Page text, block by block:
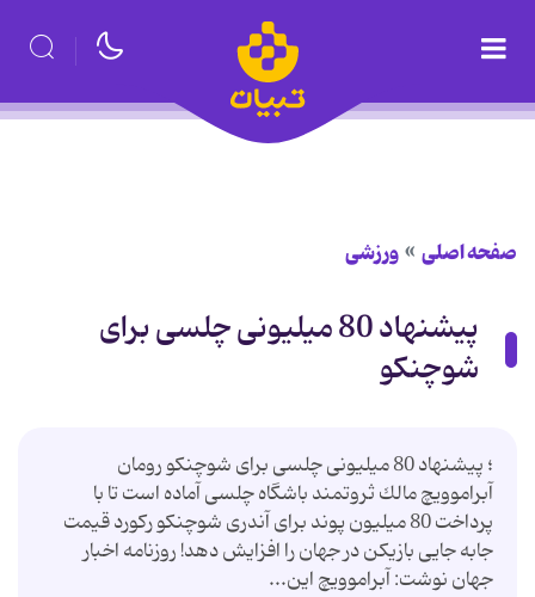
صفحه اصلی ورزشی
پیشنهاد 80 میلیونی چلسی برای
شوچنكو
؛ پیشنهاد 80 میلیونی چلسی برای شوچنكو رومان
آبراموویچ مالك ثروتمند باشگاه چلسی آماده است تا با
پرداخت 80 میلیون پوند برای آندری شوچنكو ركورد قیمت
جابه جایی بازیكن در جهان را افزایش دهد! روزنامه اخبار
جهان نوشت: آبراموویچ این...